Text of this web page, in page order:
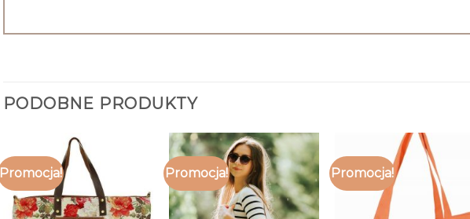
PODOBNE PRODUKTY
Promocja! Promocja! Promocja!